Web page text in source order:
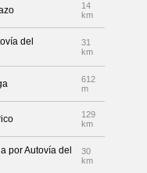
14
km
del
31
km
612
m
129
km
por Autovía del
30
km